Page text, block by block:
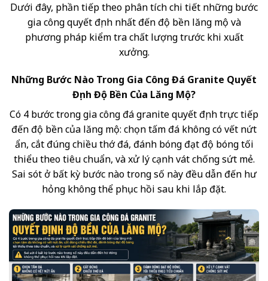
Dưới đây, phần tiếp theo phân tích chi tiết những bước
gia công quyết định nhất đến độ bền lăng mộ và
phương pháp kiểm tra chất lượng trước khi xuất
xưởng.
Những Bước Nào Trong Gia Công Đá Granite Quyết
Định Độ Bền Của Lăng Mộ?
Có 4 bước trong gia công đá granite quyết định trực tiếp
đến độ bền của lăng mộ: chọn tấm đá không có vết nứt
ẩn, cắt đúng chiều thớ đá, đánh bóng đạt độ bóng tối
thiểu theo tiêu chuẩn, và xử lý cạnh vát chống sứt mẻ.
Sai sót ở bất kỳ bước nào trong số này đều dẫn đến hư
hỏng không thể phục hồi sau khi lắp đặt.